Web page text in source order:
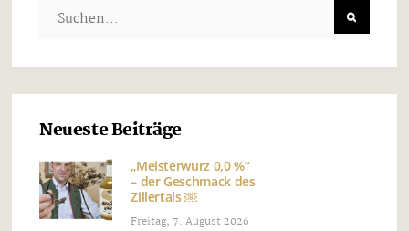
Neueste Beiträge
„Meisterwurz 0,0 %“
– der Geschmack des
Zillertals ￼
Freitag, 7. August 2026